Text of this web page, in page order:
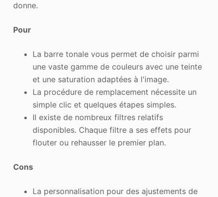
donne.
Pour
La barre tonale vous permet de choisir parmi
une vaste gamme de couleurs avec une teinte
et une saturation adaptées à l'image.
La procédure de remplacement nécessite un
simple clic et quelques étapes simples.
Il existe de nombreux filtres relatifs
disponibles. Chaque filtre a ses effets pour
flouter ou rehausser le premier plan.
Cons
La personnalisation pour des ajustements de